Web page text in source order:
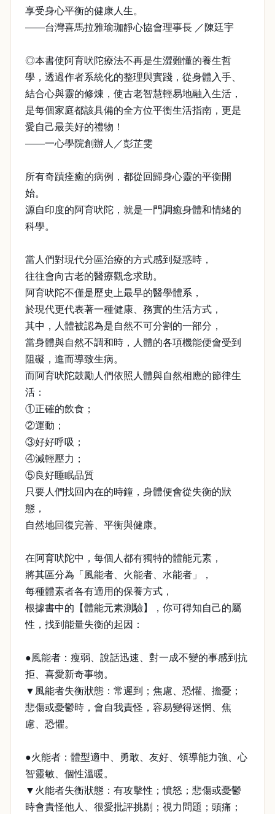
享受身心平衡的健康人生。
——台灣喜馬拉雅瑜珈靜心協會理事長 ／陳廷宇
◎本書使阿育吠陀療法不再是生澀難懂的養生哲
學，透過作者系統化的整理與實踐，從身體入手、
結合心與靈的修煉，使古老智慧輕易地融入生活，
是每個家庭都該具備的全方位平衡生活指南，更是
愛自己最美好的禮物！
——一心學院創辦人／彭芷雯
所有奇蹟痊癒的病例，都從回歸身心靈的平衡開
始。
源自印度的阿育吠陀，就是一門調癒身體和情緒的
科學。
當人們對現代分區治療的方式感到疑惑時，
往往會向古老的醫療觀念求助。
阿育吠陀不僅是歷史上最早的醫學體系，
於現代更代表著一種健康、務實的生活方式，
其中，人體被認為是自然不可分割的一部分，
當身體與自然不調和時，人體的各項機能便會受到
阻礙，進而導致生病。
而阿育吠陀鼓勵人們依照人體與自然相應的節律生
活：
①正確的飲食；
②運動；
③好好呼吸；
④減輕壓力；
⑤良好睡眠品質
只要人們找回內在的時鐘，身體便會從失衡的狀
態，
自然地回復完善、平衡與健康。
在阿育吠陀中，每個人都有獨特的體能元素，
將其區分為「風能者、火能者、水能者」，
每種體素者各有適用的保養方式，
根據書中的【體能元素測驗】，你可得知自己的屬
性，找到能量失衡的起因：
●風能者：瘦弱、說話迅速、對一成不變的事感到抗
拒、喜愛新奇事物。
▼風能者失衡狀態：常遲到；焦慮、恐懼、擔憂；
悲傷或憂鬱時，會自我責怪，容易變得迷惘、焦
慮、恐懼。
●火能者：體型適中、勇敢、友好、領導能力強、心
智靈敏、個性溫暖。
▼火能者失衡狀態：有攻擊性；憤怒；悲傷或憂鬱
時會責怪他人、很愛批評挑剔；視力問題；頭痛；